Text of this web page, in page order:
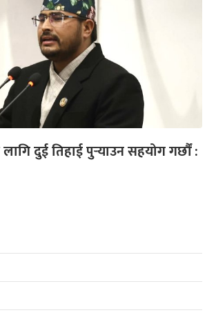
दुई तिहाई पुर्‍याउन सहयोग गर्छौं :